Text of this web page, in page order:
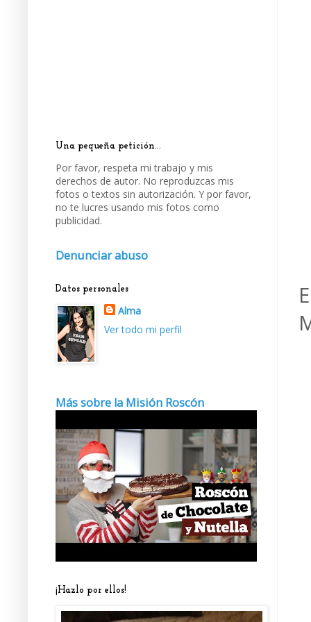
Una pequeña petición...
Por favor, respeta mi trabajo y mis
derechos de autor. No reproduzcas mis
fotos o textos sin autorización. Y por favor,
no te lucres usando mis fotos como
publicidad.
Denunciar abuso
Datos personales
Alma
Ver todo mi perfil
Más sobre la Misión Roscón
¡Hazlo por ellos!